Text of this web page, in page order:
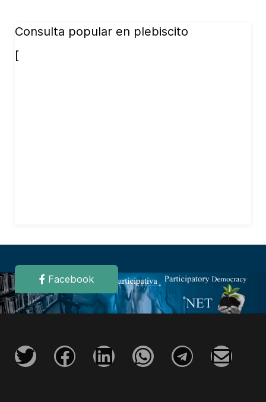
Consulta popular en plebiscito
[
Facebook